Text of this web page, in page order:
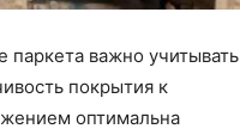
паркета важно учитывать
покрытия к
оптимальна